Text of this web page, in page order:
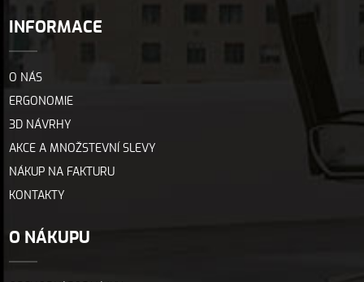
INFORMACE
O NÁS
ERGONOMIE
3D NÁVRHY
AKCE A MNOŽSTEVNÍ SLEVY
NÁKUP NA FAKTURU
KONTAKTY
O NÁKUPU